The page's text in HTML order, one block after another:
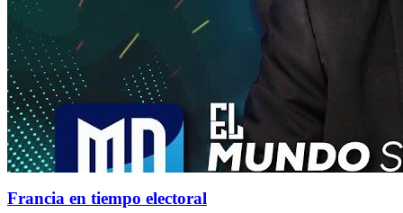
Francia en tiempo electoral